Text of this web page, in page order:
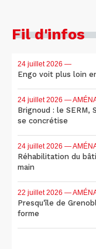
Fil d'infos
24 juillet 2026 —
Engo voit plus loin
24 juillet 2026 —
Brignoud : le SERM,
se concrétise
24 juillet 2026 —
Réhabilitation du
main
22 juillet 2026 —
Presqu'île de
forme